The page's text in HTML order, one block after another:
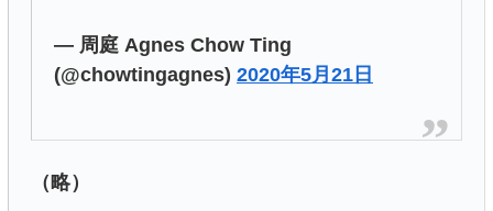
— 周庭 Agnes Chow Ting
(@chowtingagnes) 2020年5月21日
（略）